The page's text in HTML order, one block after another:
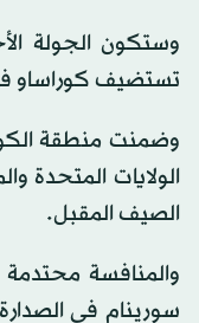
وستكون الجولة
تستضيف كوراساو
الولايات المتحدة
الصيف المقبل.
والمنافسة
سورينام في